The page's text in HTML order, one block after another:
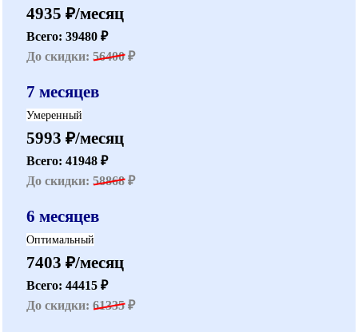
4935 ₽/месяц
Всего: 39480 ₽
До скидки: 56400₽
7 месяцев
Умеренный
5993 ₽/месяц
Всего: 41948 ₽
До скидки: 58868₽
6 месяцев
Оптимальный
7403 ₽/месяц
Всего: 44415 ₽
До скидки: 61335₽